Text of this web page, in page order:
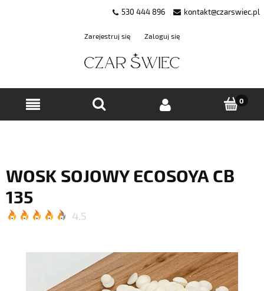
530 444 896 kontakt@czarswiec.pl
Zarejestruj się Zaloguj się
WOSK SOJOWY ECOSOYA CB
135
4.5